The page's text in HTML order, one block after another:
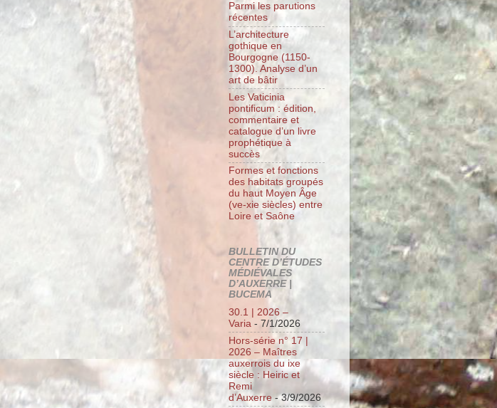
Parmi les parutions
récentes
L’architecture
gothique en
Bourgogne (1150-
1300). Analyse d’un
art de bâtir
Les Vaticinia
pontificum : édition,
commentaire et
catalogue d’un livre
prophétique à
succès
Formes et fonctions
des habitats groupés
du haut Moyen Âge
(ve-xie siècles) entre
Loire et Saône
BULLETIN DU
CENTRE D’ÉTUDES
MÉDIÉVALES
D’AUXERRE |
BUCEMA
30.1 | 2026 –
Varia - 7/1/2026
Hors-série n° 17 |
2026 – Maîtres
auxerrois du ixe
siècle : Heiric et
Remi
d’Auxerre- 3/9/2026